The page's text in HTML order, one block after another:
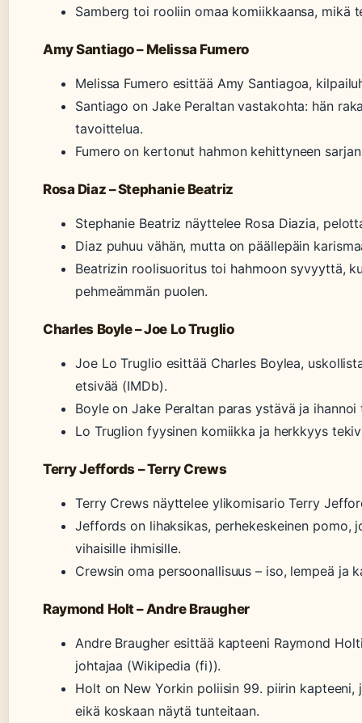
Samberg toi rooliin omaa komiikkaansa, mikä
Amy Santiago – Melissa Fumero
Melissa Fumero esittää Amy Santiagoa,
Santiago on Jake Peraltan vastakohta: hän
tavoittelua.
Fumero on kertonut hahmon kehittyneen
Rosa Diaz – Stephanie Beatriz
Stephanie Beatriz näyttelee Rosa Diazia,
Diaz puhuu vähän, mutta on päällepäin
Beatrizin roolisuoritus toi hahmoon syvyyttä,
pehmeämmän puolen.
Charles Boyle – Joe Lo Truglio
Joe Lo Truglio esittää Charles Boylea,
etsivää (IMDb).
Boyle on Jake Peraltan paras ystävä ja
Lo Truglion fyysinen komiikka ja herkkyys
Terry Jeffords – Terry Crews
Terry Crews näyttelee ylikomisario Terry
Jeffords on lihaksikas, perhekeskeinen pomo,
vihaisille ihmisille.
Crewsin oma persoonallisuus – iso, lempeä ja
Raymond Holt – Andre Braugher
Andre Braugher esittää kapteeni Raymond
johtajaa (Wikipedia (fi)).
Holt on New Yorkin poliisin 99. piirin
eikä koskaan näytä tunteitaan.